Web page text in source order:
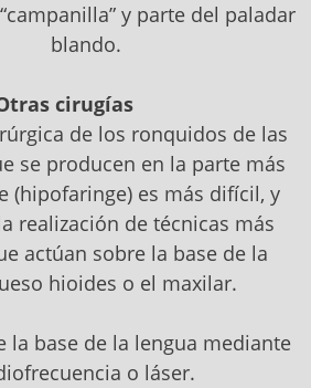
y parte del paladar
blando.
cirugías
de los ronquidos de las
se producen en la parte más
(hipofaringe) es más difícil, y
realización de técnicas más
actúan sobre la base de la
hioides o el maxilar.
la base de la lengua mediante
o láser.